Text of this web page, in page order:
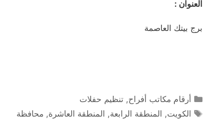
العنوان :
برج بيتك العاصمة
التصنيفات
أرقام مكاتب أفراح,تنظيم حفلات
الوسوم
الكويت, المنطقة الرابعة, المنطقة العاشرة, محافظة